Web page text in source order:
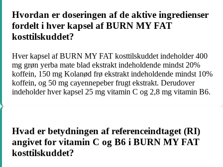
Hvordan er doseringen af ​​de aktive ingredienser
fordelt i hver kapsel af BURN MY FAT
kosttilskuddet?
Hver kapsel af BURN MY FAT kosttilskuddet indeholder 400
mg grøn yerba mate blad ekstrakt indeholdende mindst 20%
koffein, 150 mg Kolanød frø ekstrakt indeholdende mindst 10%
koffein, og 50 mg cayennepeber frugt ekstrakt. Derudover
indeholder hver kapsel 25 mg vitamin C og 2,8 mg vitamin B6.
Hvad er betydningen af referenceindtaget (RI)
angivet for vitamin C og B6 i BURN MY FAT
kosttilskuddet?